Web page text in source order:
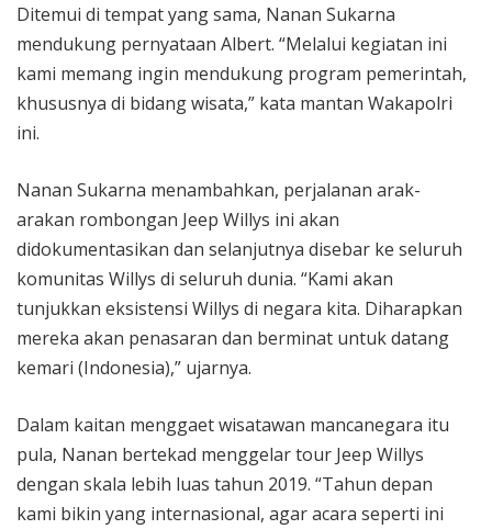
Ditemui di tempat yang sama, Nanan Sukarna
mendukung pernyataan Albert. “Melalui kegiatan ini
kami memang ingin mendukung program pemerintah,
khususnya di bidang wisata,” kata mantan Wakapolri
ini.
Nanan Sukarna menambahkan, perjalanan arak-
arakan rombongan Jeep Willys ini akan
didokumentasikan dan selanjutnya disebar ke seluruh
komunitas Willys di seluruh dunia. “Kami akan
tunjukkan eksistensi Willys di negara kita. Diharapkan
mereka akan penasaran dan berminat untuk datang
kemari (Indonesia),” ujarnya.
Dalam kaitan menggaet wisatawan mancanegara itu
pula, Nanan bertekad menggelar tour Jeep Willys
dengan skala lebih luas tahun 2019. “Tahun depan
kami bikin yang internasional, agar acara seperti ini